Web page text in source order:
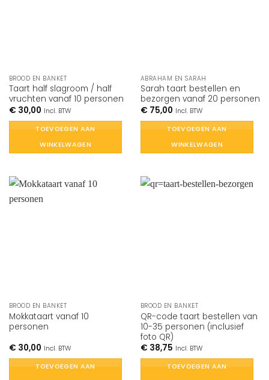
BROOD EN BANKET
Taart half slagroom / half
vruchten vanaf 10 personen
€30,00 Incl. BTW
TOEVOEGEN AAN
WINKELWAGEN
ABRAHAM EN SARAH
Sarah taart bestellen en
bezorgen vanaf 20 personen
€75,00 Incl. BTW
TOEVOEGEN AAN
WINKELWAGEN
BROOD EN BANKET
Mokkataart vanaf 10
personen
€30,00 Incl. BTW
TOEVOEGEN AAN
BROOD EN BANKET
QR-code taart bestellen van
10-35 personen (inclusief
foto QR)
€38,75 Incl. BTW
TOEVOEGEN AAN